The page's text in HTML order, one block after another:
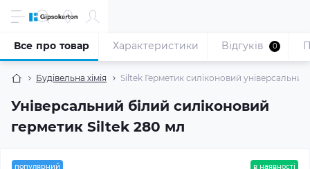
Будівельна хімія Siltek Герметик силіконовий
Універсальний білий силіконовий
герметик Siltek 280 мл
Все про товар Характеристики Відгуків 0
популярний в наявності